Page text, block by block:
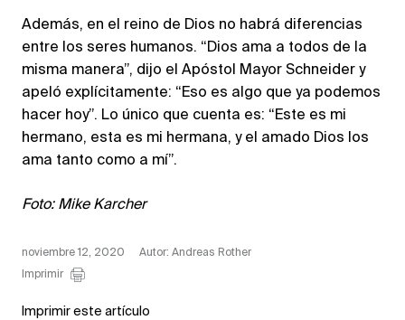
Además, en el reino de Dios no habrá diferencias
entre los seres humanos. “Dios ama a todos de la
misma manera”, dijo el Apóstol Mayor Schneider y
apeló explícitamente: “Eso es algo que ya podemos
hacer hoy”. Lo único que cuenta es: “Este es mi
hermano, esta es mi hermana, y el amado Dios los
ama tanto como a mí”.
Foto: Mike Karcher
noviembre 12, 2020
Autor: Andreas Rother
Imprimir
Imprimir este artículo